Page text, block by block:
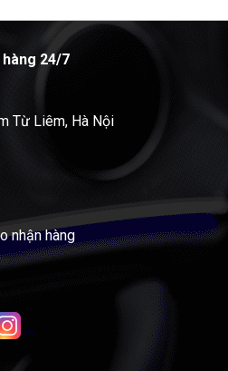
24/7
Từ Liêm, Hà Nội
nhận hàng